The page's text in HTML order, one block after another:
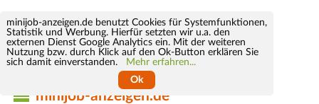
minijob-anzeigen.de benutzt Cookies für Systemfunktionen,
Statistik und Werbung. Hierfür setzten wir u.a. den
externen Dienst Google Analytics ein. Mit der weiteren
Nutzung bzw. durch Klick auf den Ok-Button erklären Sie
sich damit einverstanden.
Mehr erfahren...
Ok
minijob-anzeigen.de